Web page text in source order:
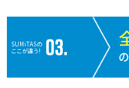
SUMiTASの
ここが違う!